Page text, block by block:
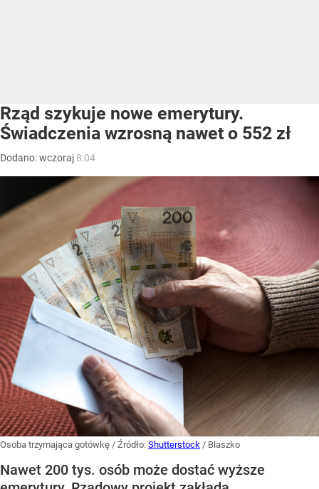
Rząd szykuje nowe emerytury.
Świadczenia wzrosną nawet o 552 zł
Dodano:wczoraj 8:04
Osoba trzymająca gotówkę / Źródło: Shutterstock / Blaszko
Nawet 200 tys. osób może dostać wyższe